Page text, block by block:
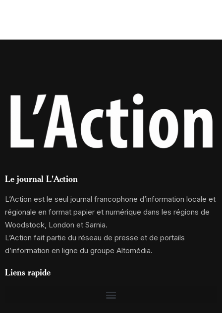
Le journal L'Action
L’Action est le seul journal francophone d’information locale et
régionale en format papier et numérique dans les régions de
Woodstock, London et Sarnia.
L’Action fait partie du réseau de presse et de portails
d’information en ligne du groupe Altomédia.
Liens rapide